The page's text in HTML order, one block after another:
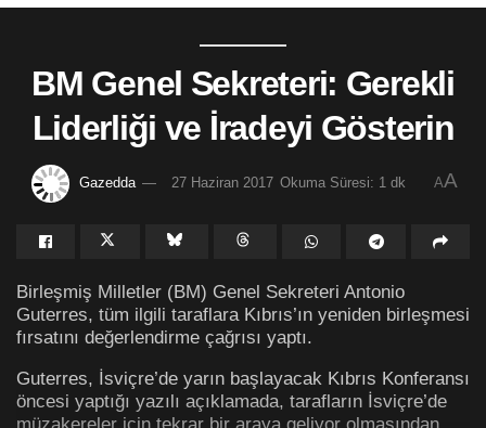
BM Genel Sekreteri: Gerekli
Liderliği ve İradeyi Gösterin
Gazedda 27 Haziran 2017 Okuma Süresi: 1 dk AA
Birleşmiş Milletler (BM) Genel Sekreteri Antonio
Guterres, tüm ilgili taraflara Kıbrıs’ın yeniden birleşmesi
fırsatını değerlendirme çağrısı yaptı.
Guterres, İsviçre’de yarın başlayacak Kıbrıs Konferansı
öncesi yaptığı yazılı açıklamada, tarafların İsviçre’de